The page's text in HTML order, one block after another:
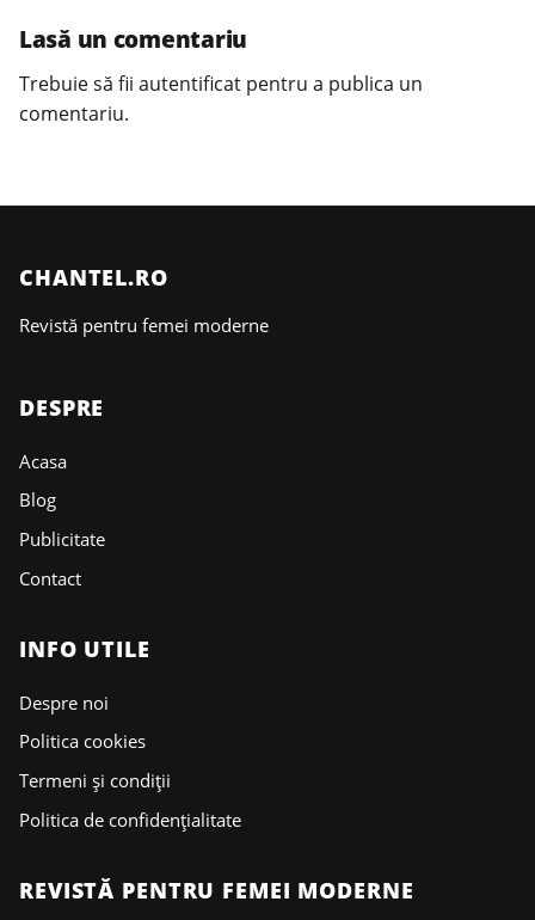
Lasă un comentariu
Trebuie să fii autentificat pentru a publica un
comentariu.
CHANTEL.RO
Revistă pentru femei moderne
DESPRE
Acasa
Blog
Publicitate
Contact
INFO UTILE
Despre noi
Politica cookies
Termeni și condiții
Politica de confidențialitate
REVISTĂ PENTRU FEMEI MODERNE